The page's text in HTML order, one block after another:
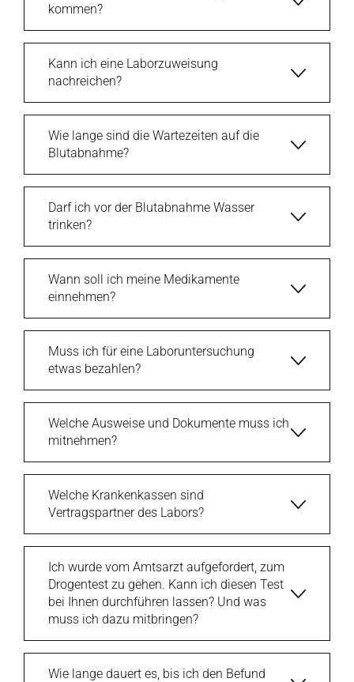
kommen?
Kann ich eine Laborzuweisung
nachreichen?
Wie lange sind die Wartezeiten auf die
Blutabnahme?
Darf ich vor der Blutabnahme Wasser
trinken?
Wann soll ich meine Medikamente
einnehmen?
Muss ich für eine Laboruntersuchung
etwas bezahlen?
Welche Ausweise und Dokumente muss ich
mitnehmen?
Welche Krankenkassen sind
Vertragspartner des Labors?
Ich wurde vom Amtsarzt aufgefordert, zum
Drogentest zu gehen. Kann ich diesen Test
bei Ihnen durchführen lassen? Und was
muss ich dazu mitbringen?
Wie lange dauert es, bis ich den Befund